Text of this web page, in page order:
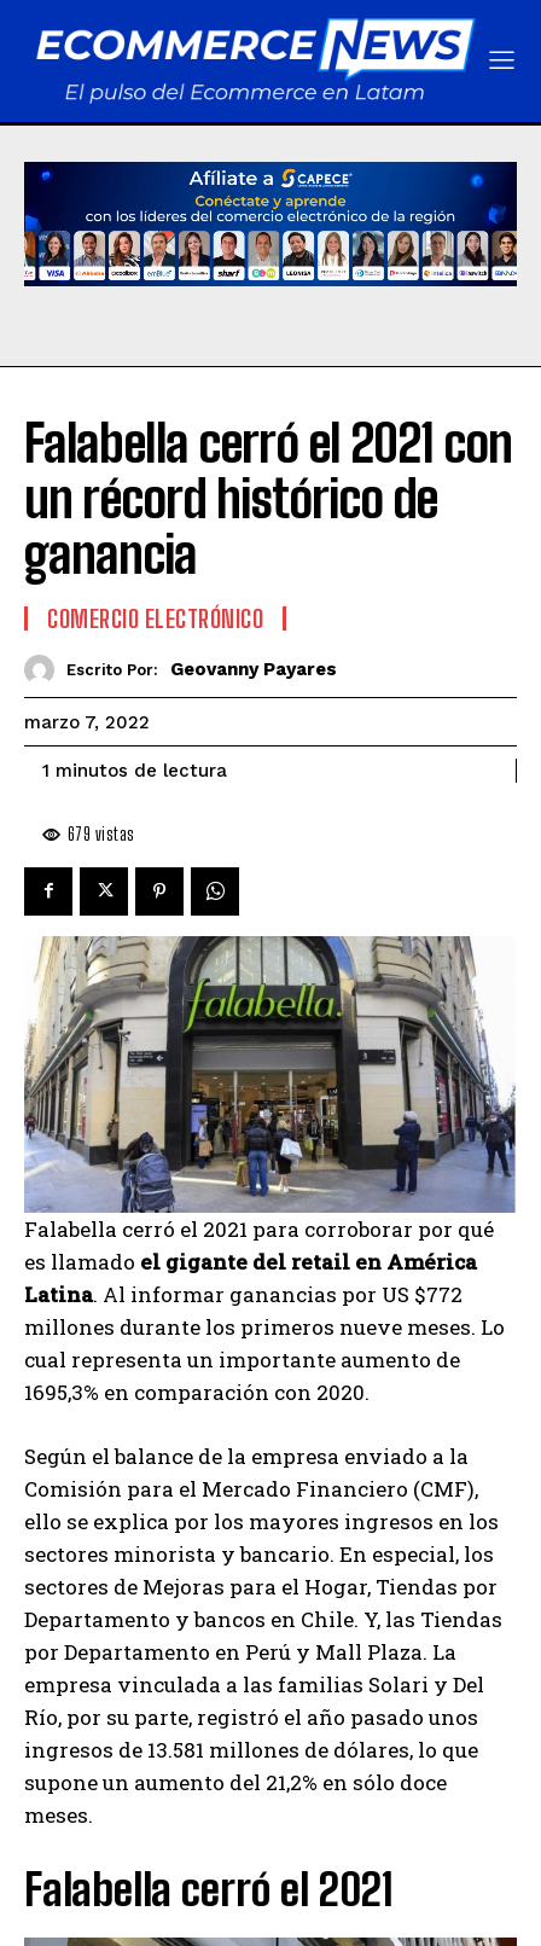
Falabella cerró el 2021 con
un récord histórico de
ganancia
COMERCIO ELECTRÓNICO
Escrito Por: Geovanny Payares
marzo 7, 2022
1 minutos de lectura
679 vistas
Falabella cerró el 2021 para corroborar por qué
es llamado el gigante del retail en América
Latina. Al informar ganancias por US $772
millones durante los primeros nueve meses. Lo
cual representa un importante aumento de
1695,3% en comparación con 2020.
Según el balance de la empresa enviado a la
Comisión para el Mercado Financiero (CMF),
ello se explica por los mayores ingresos en los
sectores minorista y bancario. En especial, los
sectores de Mejoras para el Hogar, Tiendas por
Departamento y bancos en Chile. Y, las Tiendas
por Departamento en Perú y Mall Plaza. La
empresa vinculada a las familias Solari y Del
Río, por su parte, registró el año pasado unos
ingresos de 13.581 millones de dólares, lo que
supone un aumento del 21,2% en sólo doce
meses.
Falabella cerró el 2021